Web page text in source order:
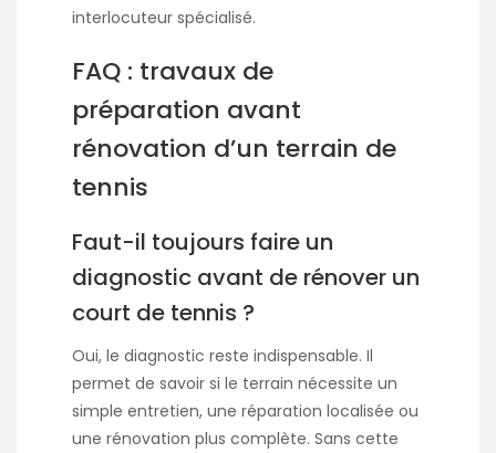
interlocuteur spécialisé.
FAQ : travaux de
préparation avant
rénovation d’un terrain de
tennis
Faut-il toujours faire un
diagnostic avant de rénover un
court de tennis ?
Oui, le diagnostic reste indispensable. Il
permet de savoir si le terrain nécessite un
simple entretien, une réparation localisée ou
une rénovation plus complète. Sans cette